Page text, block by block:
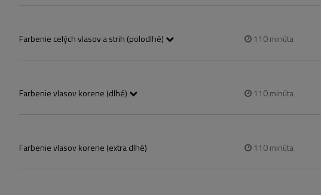
Farbenie celých vlasov a strih (polodlhé) 110minúta
Farbenie vlasov korene (dlhé)
110minúta
Farbenie vlasov korene (extra dlhé) 110minúta